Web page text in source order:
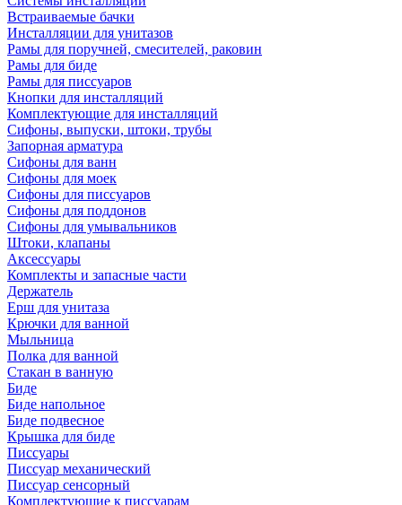
Встраиваемые бачки
Инсталляции для унитазов
Рамы для поручней, смесителей, раковин
Рамы для биде
Рамы для писсуаров
Кнопки для инсталляций
Комплектующие для инсталляций
Сифоны, выпуски, штоки, трубы
Запорная арматура
Сифоны для ванн
Сифоны для моек
Сифоны для писсуаров
Сифоны для поддонов
Сифоны для умывальников
Штоки, клапаны
Аксессуары
Комплекты и запасные части
Держатель
Ерш для унитаза
Крючки для ванной
Мыльница
Полка для ванной
Стакан в ванную
Биде
Биде напольное
Биде подвесное
Крышка для биде
Писсуары
Писсуар механический
Писсуар сенсорный
Комплектующие к писсуарам